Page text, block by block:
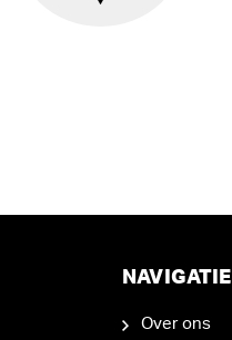
NAVIGATIE
Over ons